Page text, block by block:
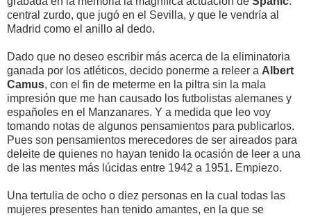
central zurdo, que jugó en el Sevilla, y que le vendría al
Madrid como el anillo al dedo.
Dado que no deseo escribir más acerca de la eliminatoria
ganada por los atléticos, decido ponerme a releer a Albert
Camus, con el fin de meterme en la piltra sin la mala
impresión que me han causado los futbolistas alemanes y
españoles en el Manzanares. Y a medida que leo voy
tomando notas de algunos pensamientos para publicarlos.
Pues son pensamientos merecedores de ser aireados para
deleite de quienes no hayan tenido la ocasión de leer a una
de las mentes más lúcidas entre 1942 a 1951. Empiezo.
Una tertulia de ocho o diez personas en la cual todas las
mujeres presentes han tenido amantes, en la que se